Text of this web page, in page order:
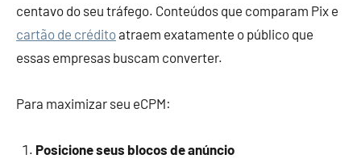
centavo do seu tráfego. Conteúdos que comparam Pix e
cartão de créditoatraem exatamente o público que
essas empresas buscam converter.
Para maximizar seu eCPM:
Posicione seus blocos de anúncio